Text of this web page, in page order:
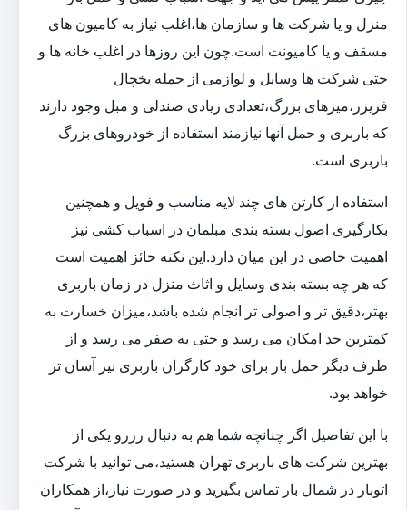
منزل و یا شرکت ها و سازمان ها،اغلب نیاز به کامیون های
مسقف و یا کامیونت است.چون این روزها در اغلب خانه ها و
حتی شرکت ها وسایل و لوازمی از جمله یخچال
فریزر،میزهای بزرگ،تعدادی زیادی صندلی و مبل وجود دارند
که باربری و حمل آنها نیازمند استفاده از خودروهای بزرگ
باربری است.
استفاده از کارتن های چند لایه مناسب و فویل و همچنین
بکارگیری اصول بسته بندی مبلمان در اسباب کشی نیز
اهمیت خاصی در این میان دارد.این نکته حائز اهمیت است
که هر چه بسته بندی وسایل و اثاث منزل در زمان باربری
بهتر،دقیق تر و اصولی تر انجام شده باشد،میزان خسارت به
کمترین حد امکان می رسد و حتی به صفر می رسد و از
طرف دیگر حمل بار برای خود کارگران باربری نیز آسان تر
خواهد بود.
با این تفاصیل اگر چنانچه شما هم به دنبال رزرو یکی از
بهترین شرکت های باربری تهران هستید،می توانید با شرکت
اتوبار در شمال بار تماس بگیرید و در صورت نیاز،از همکاران